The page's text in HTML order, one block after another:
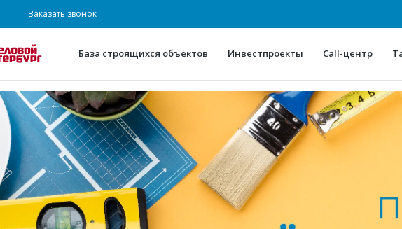
Заказать звонок
База строящихся объектов Инвестпроекты Call-центр
О проекте
Конкурентные
Горячие